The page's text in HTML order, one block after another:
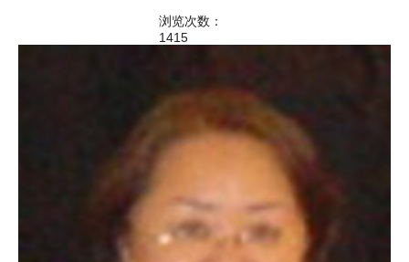
浏览次数：
1415